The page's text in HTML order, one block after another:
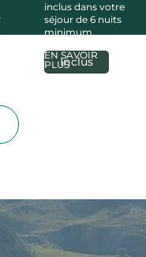
Inclus
inclus dans votre
séjour de 6 nuits
minimum.
EN SAVOIR
PLUS